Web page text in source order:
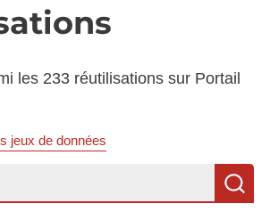
les 233 réutilisations sur Portail
jeux de données